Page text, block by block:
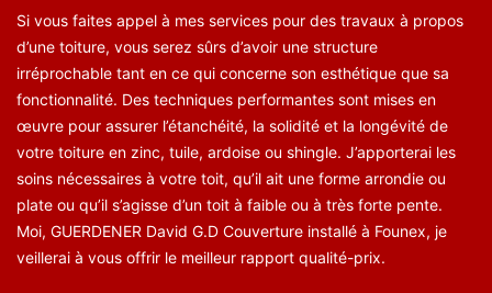
Si vous faites appel à mes services pour des travaux à propos
d’une toiture, vous serez sûrs d’avoir une structure
irréprochable tant en ce qui concerne son esthétique que sa
fonctionnalité. Des techniques performantes sont mises en
œuvre pour assurer l’étanchéité, la solidité et la longévité de
votre toiture en zinc, tuile, ardoise ou shingle. J’apporterai les
soins nécessaires à votre toit, qu’il ait une forme arrondie ou
plate ou qu’il s’agisse d’un toit à faible ou à très forte pente.
Moi, GUERDENER David G.D Couverture installé à Founex, je
veillerai à vous offrir le meilleur rapport qualité-prix.